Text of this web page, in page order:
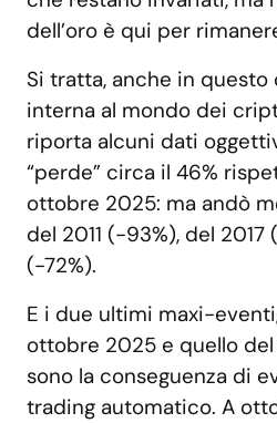
dell’oro è qui per
Si tratta, anche in questo
interna al mondo dei
riporta alcuni dati
“perde” circa il 46%
ottobre 2025: ma andò
del 2011 (-93%), del
(-72%).
E i due ultimi maxi-
ottobre 2025 e quello
sono la conseguenza di
trading automatico. A